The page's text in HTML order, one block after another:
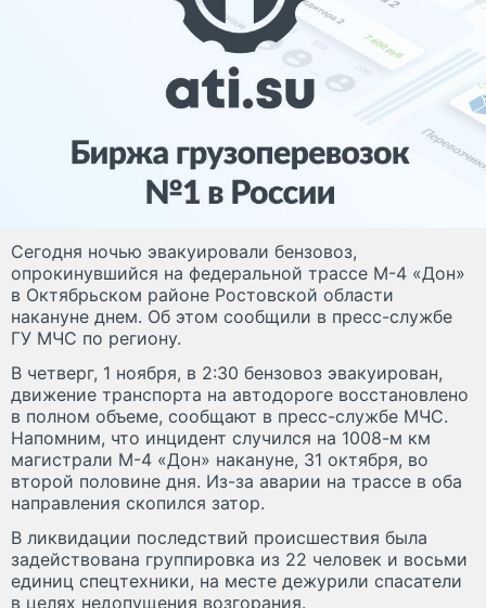
Сегодня ночью эвакуировали бензовоз,
опрокинувшийся на федеральной трассе М-4 «Дон»
в Октябрьском районе Ростовской области
накануне днем. Об этом сообщили в пресс-службе
ГУ МЧС по региону.
В четверг, 1 ноября, в 2:30 бензовоз эвакуирован,
движение транспорта на автодороге восстановлено
в полном объеме, сообщают в пресс-службе МЧС.
Напомним, что инцидент случился на 1008-м км
магистрали М-4 «Дон» накануне, 31 октября, во
второй половине дня. Из-за аварии на трассе в оба
направления скопился затор.
В ликвидации последствий происшествия была
задействована группировка из 22 человек и восьми
единиц спецтехники, на месте дежурили спасатели
в целях недопущения возгорания.